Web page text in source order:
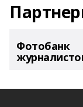
Фотобанк